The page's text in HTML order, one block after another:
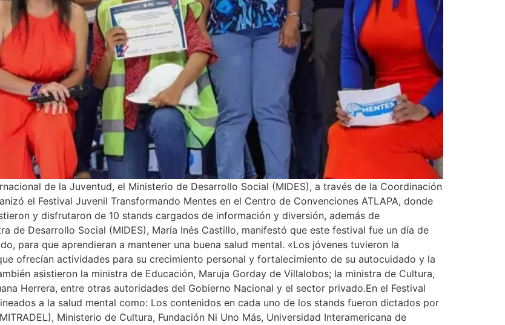
de la Juventud, el Ministerio de Desarrollo Social (MIDES), a través de la Coordinación
el Festival Juvenil Transformando Mentes en el Centro de Convenciones ATLAPA, donde
y disfrutaron de 10 stands cargados de información y diversión, además de
de Desarrollo Social (MIDES), María Inés Castillo, manifestó que este festival fue un día de
para que aprendieran a mantener una buena salud mental. «Los jóvenes tuvieron la
ofrecían actividades para su crecimiento personal y fortalecimiento de su autocuidado y la
asistieron la ministra de Educación, Maruja Gorday de Villalobos; la ministra de Cultura,
Herrera, entre otras autoridades del Gobierno Nacional y el sector privado.En el Festival
a la salud mental como: Los contenidos en cada uno de los stands fueron dictados por
Ministerio de Cultura, Fundación Ni Uno Más, Universidad Interamericana de